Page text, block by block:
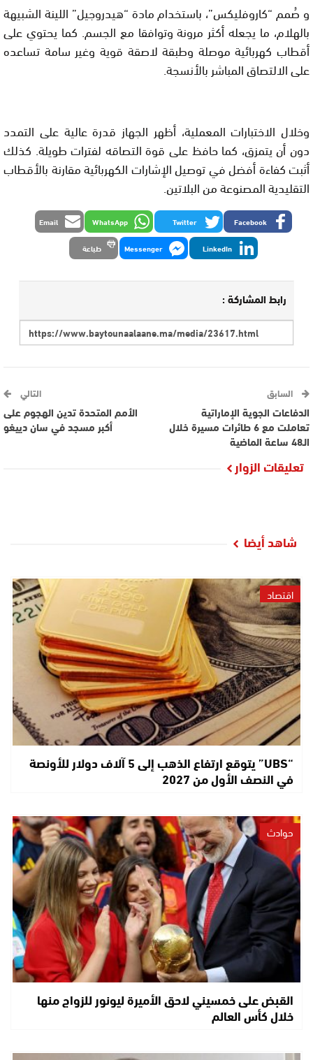
و صُمم “كاروفليكس”، باستخدام مادة “هيدروجيل” اللينة الشبيهة
بالهلام، ما يجعله أكثر مرونة وتوافقا مع الجسم. كما يحتوي على
أقطاب كهربائية موصلة وطبقة لاصقة قوية وغير سامة تساعده
على الالتصاق المباشر بالأنسجة.
وخلال الاختبارات المعملية، أظهر الجهاز قدرة عالية على التمدد
دون أن يتمزق، كما حافظ على قوة التصاقه لفترات طويلة. كذلك
أثبت كفاءة أفضل في توصيل الإشارات الكهربائية مقارنة بالأقطاب
التقليدية المصنوعة من البلاتين.
Facebook
Twitter
WhatsApp
Email
LinkedIn
Messenger طباعة
رابط المشاركة :
السابق
الدفاعات الجوية الإماراتية
تعاملت مع 6 طائرات مسيرة خلال
الـ48 ساعة الماضية
التالي
الأمم المتحدة تدين الهجوم على
أكبر مسجد في سان دييغو
تعليقات الزوار
شاهد أيضا
اقتصاد
“UBS” يتوقع ارتفاع الذهب إلى 5 آلاف دولار للأونصة
في النصف الأول من 2027
حوادث
القبض على خمسيني لاحق الأميرة ليونور للزواج منها
خلال كأس العالم